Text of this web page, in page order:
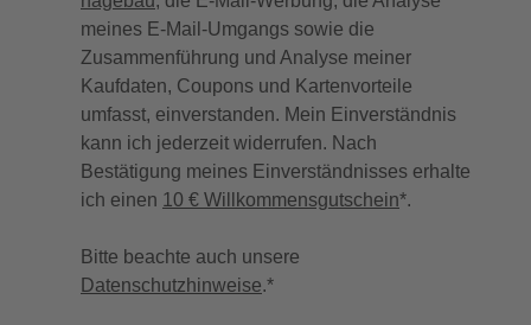
meines E-Mail-Umgangs sowie die
Zusammenführung und Analyse meiner
Kaufdaten, Coupons und Kartenvorteile
umfasst, einverstanden. Mein Einverständnis
kann ich jederzeit widerrufen. Nach
Bestätigung meines Einverständnisses erhalte
ich einen 10 € Willkommensgutschein*.
Bitte beachte auch unsere
Datenschutzhinweise.